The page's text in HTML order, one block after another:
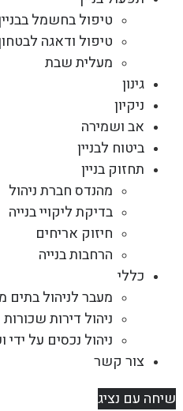
טיפול בחשמל
טיפול ודאגה לבטחון
מעלית שבת
גינון
ניקיון
אב ושמירה
ביטוח לבניין
תחזוק בניין
מהנדס חברת ניהול
בדיקת ליקויי בנייה
חיזוק אריחים
הרחבות בנייה
כללי
מעבר לניהול בתים
ניהול דירות שכורות
ניהול נכסים על ידי
צור קשר
שיחה עם נציג